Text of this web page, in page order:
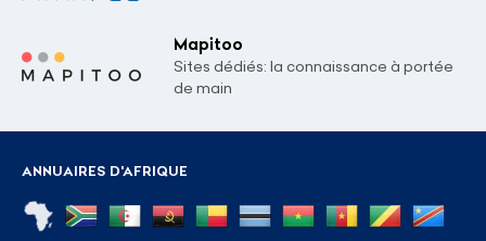
Mapitoo
Sites dédiés: la connaissance à portée
de main
ANNUAIRES D'AFRIQUE